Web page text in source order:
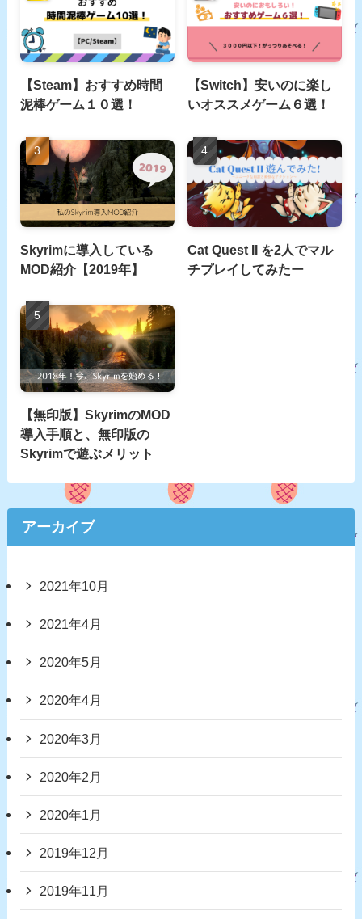
【Steam】おすすめ時間
泥棒ゲーム１０選！
【Switch】安いのに楽し
いオススメゲーム６選！
Skyrimに導入している
MOD紹介【2019年】
Cat Quest II を2人でマル
チプレイしてみたー
【無印版】SkyrimのMOD
導入手順と、無印版の
Skyrimで遊ぶメリット
アーカイブ
2021年10月
2021年4月
2020年5月
2020年4月
2020年3月
2020年2月
2020年1月
2019年12月
2019年11月